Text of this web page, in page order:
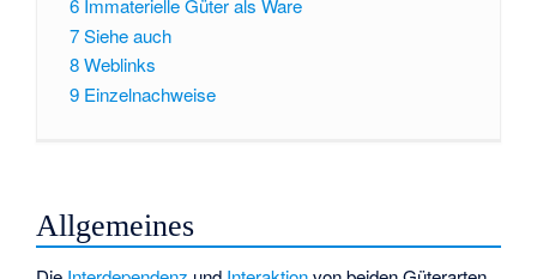
6 Immaterielle Güter als Ware
7Siehe auch
8Weblinks
9 Einzelnachweise
Allgemeines